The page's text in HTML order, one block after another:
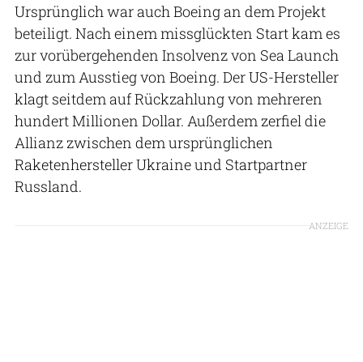
Ursprünglich war auch Boeing an dem Projekt
beteiligt. Nach einem missglückten Start kam es
zur vorübergehenden Insolvenz von Sea Launch
und zum Ausstieg von Boeing. Der US-Hersteller
klagt seitdem auf Rückzahlung von mehreren
hundert Millionen Dollar. Außerdem zerfiel die
Allianz zwischen dem ursprünglichen
Raketenhersteller Ukraine und Startpartner
Russland.
ANZEIGE